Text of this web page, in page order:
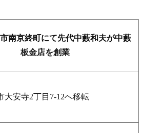
南京終町にて先代中藪和夫が中藪
板金店を創業
大安寺2丁目7-12へ移転